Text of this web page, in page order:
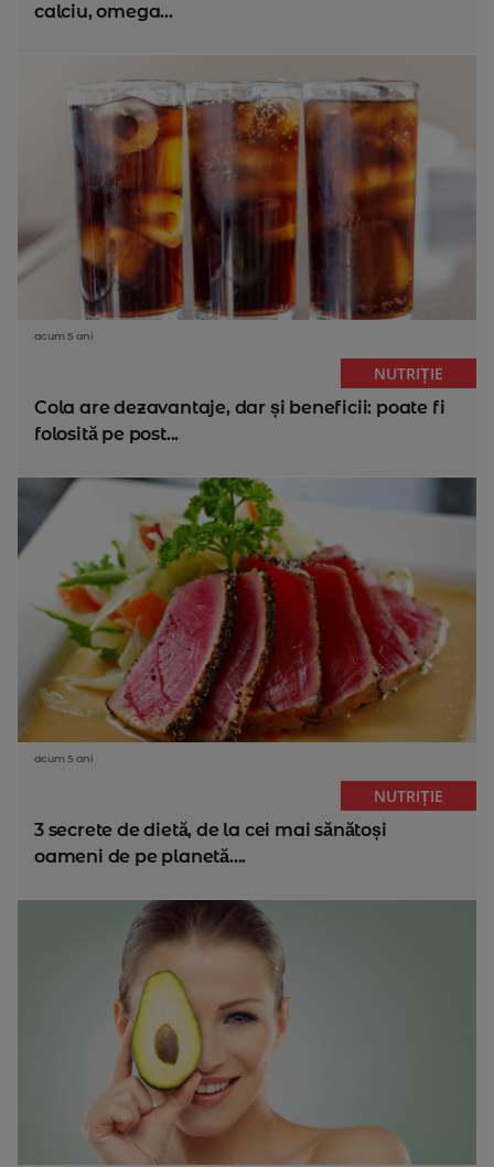
calciu, omega...
acum 5 ani
NUTRIȚIE
Cola are dezavantaje, dar și beneficii: poate fi
folosită pe post...
acum 5 ani
NUTRIȚIE
3 secrete de dietă, de la cei mai sănătoși
oameni de pe planetă....